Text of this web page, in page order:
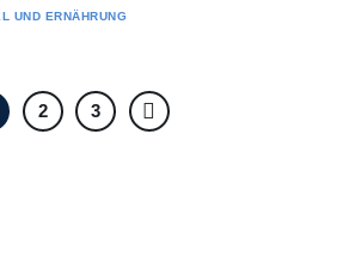
UND ERNÄHRUNG
2 3